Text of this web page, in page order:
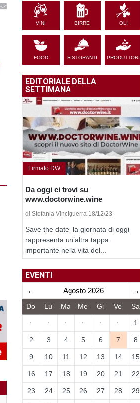
VINI BIRRE OLI
FOOD RISTORANTI PRODUTTORI
EDITORIALE DELLA
SETTIMANA
Firmato DW
Da oggi ci trovi su
www.doctorwine.wine
di Stefania Vinciguerra 18/12/23
Save the date: la giornata di oggi
rappresenta un’altra tappa
importante nella vita del...
EVENTI
← Agosto 2026 →
Do Lu Ma Me Gi Ve Sa
· · · · · · 1
2 3 4 5 6 7 8
9 10 11 12 13 14 15
16 17 18 19 20 21 22
23 24 25 26 27 28 29